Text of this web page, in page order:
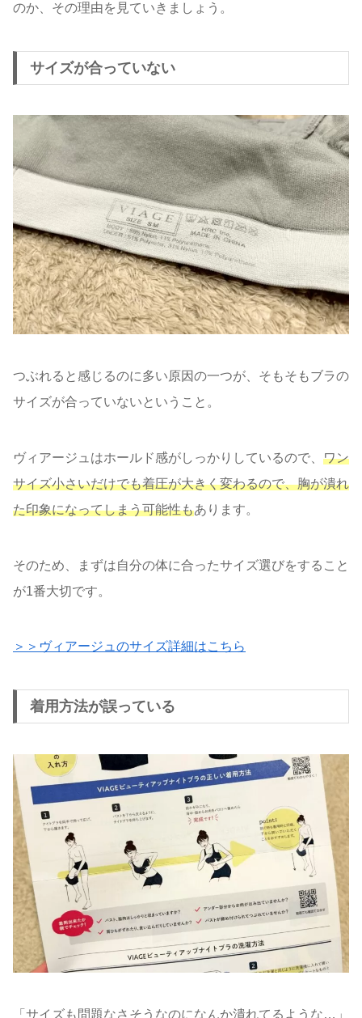
のか、その理由を見ていきましょう。
サイズが合っていない
つぶれると感じるのに多い原因の一つが、そもそもブラの
サイズが合っていないということ。
ヴィアージュはホールド感がしっかりしているので、 ワン
サイズ小さいだけでも着圧が大きく変わるので、胸が潰れ
た印象になってしまう可能性もあります。
そのため、まずは自分の体に合ったサイズ選びをすること
が1番大切です。
＞＞ヴィアージュのサイズ詳細はこちら
着用方法が誤っている
「サイズも問題なさそうなのになんか潰れてるような…」